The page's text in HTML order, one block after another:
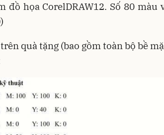
đồ họa CorelDRAW12. Số 80 màu
quà tặng (bao gồm toàn bộ bề